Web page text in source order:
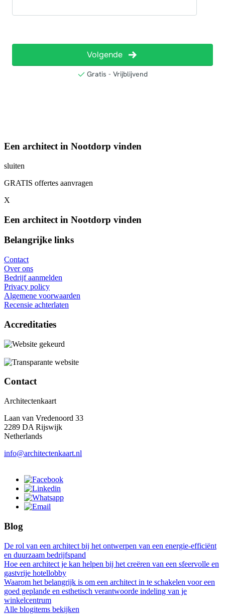
Een architect in Nootdorp vinden
sluiten
GRATIS offertes aanvragen
X
Een architect in Nootdorp vinden
Belangrijke links
Contact
Over ons
Bedrijf aanmelden
Privacy policy
Algemene voorwaarden
Recensie achterlaten
Accreditaties
Contact
Architectenkaart
Laan van Vredenoord 33
2289 DA Rijswijk
Netherlands
info@architectenkaart.nl
Blog
De rol van een architect bij het ontwerpen van een energie-efficiënt
en duurzaam bedrijfspand
Hoe een architect je kan helpen bij het creëren van een sfeervolle en
gastvrije hotellobby
Waarom het belangrijk is om een architect in te schakelen voor een
goed geplande en esthetisch verantwoorde indeling van je
winkelcentrum
Alle blogitems bekijken